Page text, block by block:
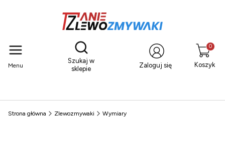
Menu
Otwórz wyszukiwarkę
Szukaj w
sklepie
Zaloguj się Koszyk
Strona główna Zlewozmywaki Wymiary